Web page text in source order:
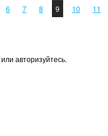
6 7 8 9 10 11
или авторизуйтесь.